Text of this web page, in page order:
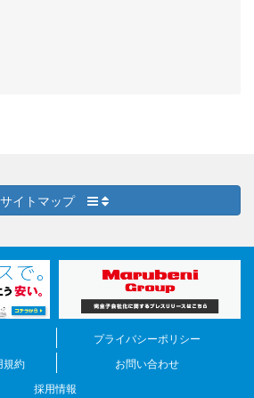
サイトマップ
プライバシーポリシー
規約
お問い合わせ
採用情報